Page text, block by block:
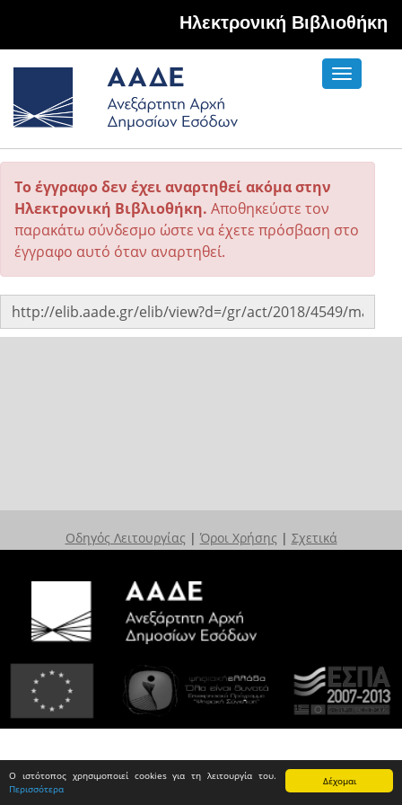
Δέχομαι
Ο ιστότοπος χρησιμοποιεί cookies για τη λειτουργία του.
Περισσότερα
Hλεκτρονική Βιβλιοθήκη
Toggle
Το έγγραφο δεν έχει αναρτηθεί ακόμα στην
Ηλεκτρονική Βιβλιοθήκη. Αποθηκεύστε τον
παρακάτω σύνδεσμο ώστε να έχετε πρόσβαση στο
έγγραφο αυτό όταν αναρτηθεί.
Οδηγός Λειτουργίας | Όροι Χρήσης | Σχετικά